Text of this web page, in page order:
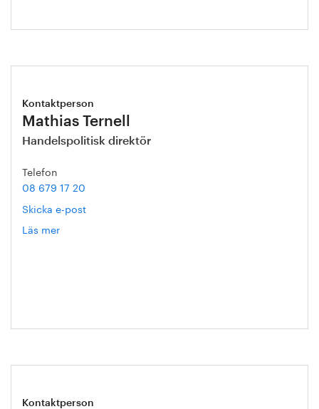
Kontaktperson
Mathias Ternell
Handelspolitisk direktör
Telefon
08 679 17 20
Skicka e-post
Läs mer
Kontaktperson